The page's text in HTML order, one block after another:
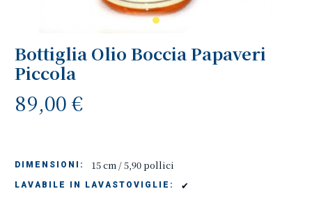
Bottiglia Olio Boccia Papaveri
Piccola
89,00 €
DIMENSIONI: 15 cm / 5,90 pollici
LAVABILE IN LAVASTOVIGLIE: ✔